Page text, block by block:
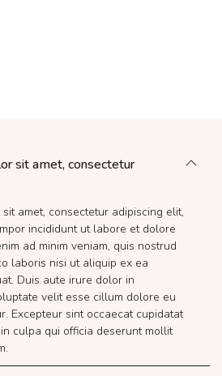
sit amet, consectetur
amet, consectetur adipiscing elit,
incididunt ut labore et dolore
ad minim veniam, quis nostrud
laboris nisi ut aliquip ex ea
Duis aute irure dolor in
velit esse cillum dolore eu
Excepteur sint occaecat cupidatat
culpa qui officia deserunt mollit